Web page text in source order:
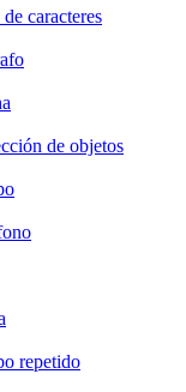
caracteres
de objetos
repetido